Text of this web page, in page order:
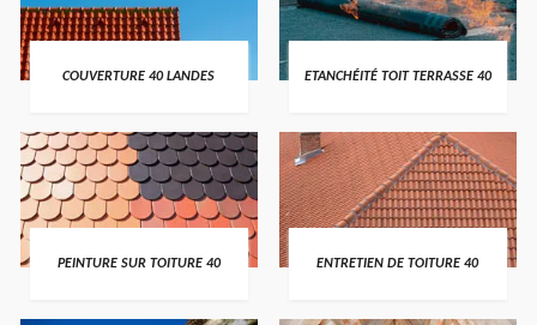
COUVERTURE 40 LANDES ETANCHÉITÉ TOIT TERRASSE 40
PEINTURE SUR TOITURE 40 ENTRETIEN DE TOITURE 40